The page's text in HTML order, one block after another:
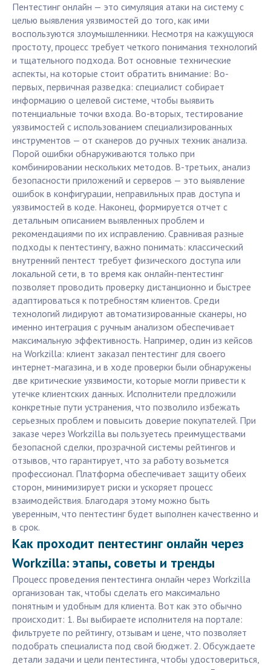
Пентестинг онлайн — это симуляция атаки на систему с
целью выявления уязвимостей до того, как ими
воспользуются злоумышленники. Несмотря на кажущуюся
простоту, процесс требует четкого понимания технологий
и тщательного подхода. Вот основные технические
аспекты, на которые стоит обратить внимание: Во-
первых, первичная разведка: специалист собирает
информацию о целевой системе, чтобы выявить
потенциальные точки входа. Во-вторых, тестирование
уязвимостей с использованием специализированных
инструментов — от сканеров до ручных техник анализа.
Порой ошибки обнаруживаются только при
комбинировании нескольких методов. В-третьих, анализ
безопасности приложений и серверов — это выявление
ошибок в конфигурации, неправильных прав доступа и
уязвимостей в коде. Наконец, формируется отчет с
детальным описанием выявленных проблем и
рекомендациями по их исправлению. Сравнивая разные
подходы к пентестингу, важно понимать: классический
внутренний пентест требует физического доступа или
локальной сети, в то время как онлайн-пентестинг
позволяет проводить проверку дистанционно и быстрее
адаптироваться к потребностям клиентов. Среди
технологий лидируют автоматизированные сканеры, но
именно интеграция с ручным анализом обеспечивает
максимальную эффективность. Например, один из кейсов
на Workzilla: клиент заказал пентестинг для своего
интернет-магазина, и в ходе проверки были обнаружены
две критические уязвимости, которые могли привести к
утечке клиентских данных. Исполнители предложили
конкретные пути устранения, что позволило избежать
серьезных проблем и повысить доверие покупателей. При
заказе через Workzilla вы пользуетесь преимуществами
безопасной сделки, прозрачной системы рейтингов и
отзывов, что гарантирует, что за работу возьмется
профессионал. Платформа обеспечивает защиту обеих
сторон, минимизирует риски и ускоряет процесс
взаимодействия. Благодаря этому можно быть
уверенным, что пентестинг будет выполнен качественно и
в срок.
Как проходит пентестинг онлайн через
Workzilla: этапы, советы и тренды
Процесс проведения пентестинга онлайн через Workzilla
организован так, чтобы сделать его максимально
понятным и удобным для клиента. Вот как это обычно
происходит: 1. Вы выбираете исполнителя на портале:
фильтруете по рейтингу, отзывам и цене, что позволяет
подобрать специалиста под свой бюджет. 2. Обсуждаете
детали задачи и цели пентестинга, чтобы удостовериться,